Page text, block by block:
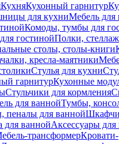
КухняКухонный гарнитур
для кухниМебель для
Комоды, тумбы для
гостинойПолки,
столы, столы-книги
кресла-маятники
Стулья для кухни
гарнитурКухонные
Стульчики для кормления
для ваннойТумбы,
для ванной
для ваннойАксессуары для
трансформерКровати-